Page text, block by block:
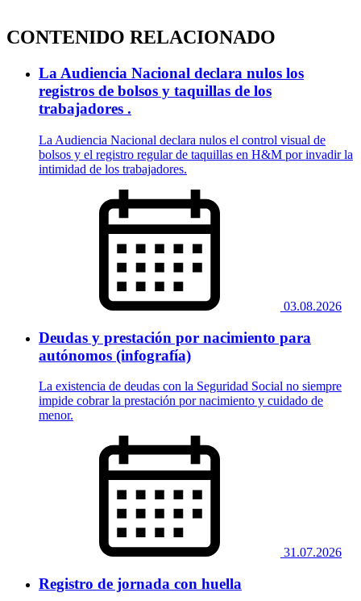
CONTENIDO RELACIONADO
La Audiencia Nacional declara nulos los
registros de bolsos y taquillas de los
trabajadores .
La Audiencia Nacional declara nulos el control visual de
bolsos y el registro regular de taquillas en H&M por invadir la
intimidad de los trabajadores.
03.08.2026
Deudas y prestación por nacimiento para
autónomos (infografía)
La existencia de deudas con la Seguridad Social no siempre
impide cobrar la prestación por nacimiento y cuidado de
menor.
31.07.2026
Registro de jornada con huella